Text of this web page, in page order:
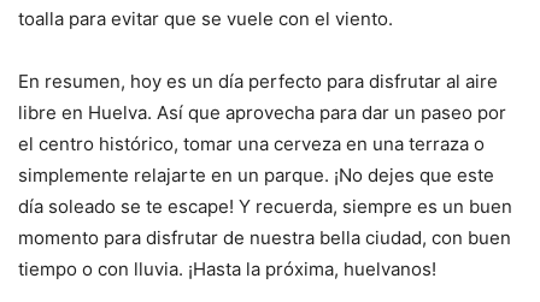
toalla para evitar que se vuele con el viento.
En resumen, hoy es un día perfecto para disfrutar al aire
libre en Huelva. Así que aprovecha para dar un paseo por
el centro histórico, tomar una cerveza en una terraza o
simplemente relajarte en un parque. ¡No dejes que este
día soleado se te escape! Y recuerda, siempre es un buen
momento para disfrutar de nuestra bella ciudad, con buen
tiempo o con lluvia. ¡Hasta la próxima, huelvanos!